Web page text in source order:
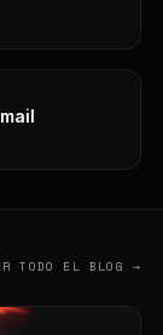
TODO EL BLOG →